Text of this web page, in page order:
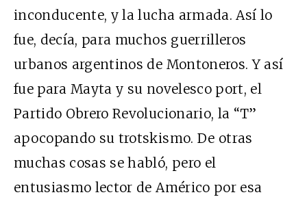
inconducente, y la lucha armada. Así lo
fue, decía, para muchos guerrilleros
urbanos argentinos de Montoneros. Y así
fue para Mayta y su novelesco port, el
Partido Obrero Revolucionario, la “T”
apocopando su trotskismo. De otras
muchas cosas se habló, pero el
entusiasmo lector de Américo por esa